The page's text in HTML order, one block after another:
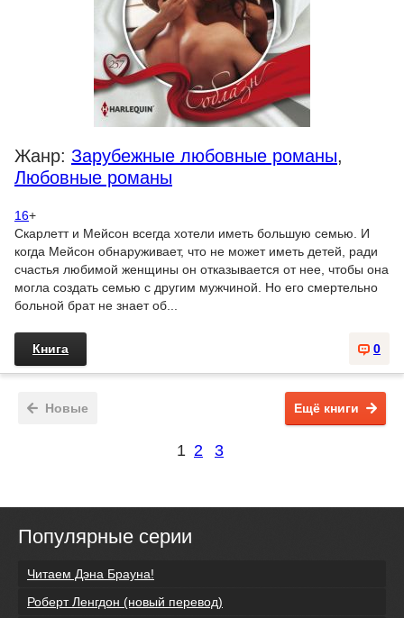
Жанр: Зарубежные любовные романы,
Любовные романы
16+
Скарлетт и Мейсон всегда хотели иметь большую семью. И
когда Мейсон обнаруживает, что не может иметь детей, ради
счастья любимой женщины он отказывается от нее, чтобы она
могла создать семью с другим мужчиной. Но его смертельно
больной брат не знает об...
0
Книга
Новые Ещё книги
1 2 3
Популярные серии
Читаем Дэна Брауна!
Роберт Ленгдон (новый перевод)